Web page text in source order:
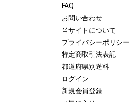
FAQ
お問い合わせ
当サイトについて
プライバシーポリシー
特定商取引法表記
都道府県別送料
ログイン
新規会員登録